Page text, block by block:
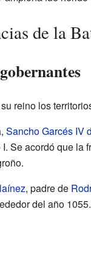
de la
reino los
Sancho Garcés IV
Se acordó que
, padre de
del año